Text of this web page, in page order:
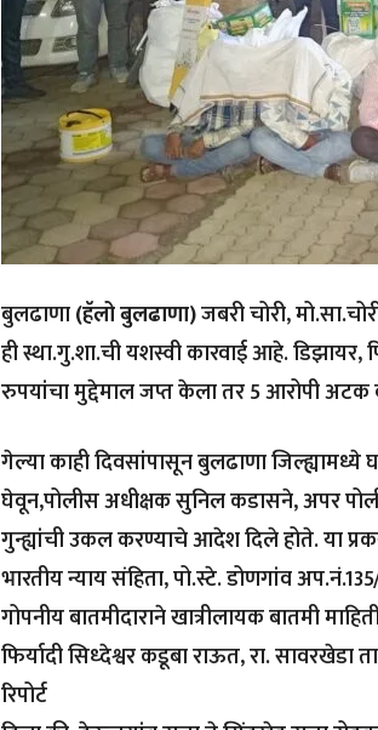
बुलढाणा(हॅलो बुलढाणा)जबरी चोरी,
ही स्था.गु.शा.ची यशस्वी कारवाई आहे.
रुपयांचा मुद्देमाल जप्त केला तर 5 आरोपी
गेल्या काही दिवसांपासून बुलढाणा
घेवून,पोलीस अधीक्षक सुनिल कडासने, अपर
गुन्ह्यांची उकल करण्याचे आदेश दिले होते. या
भारतीय न्याय संहिता, पो.स्टे. डोणगांव
गोपनीय बातमीदाराने खात्रीलायक बातमी
फिर्यादी सिध्देश्वर कडूबा राऊत, रा. सावरखेडा
रिपोर्ट